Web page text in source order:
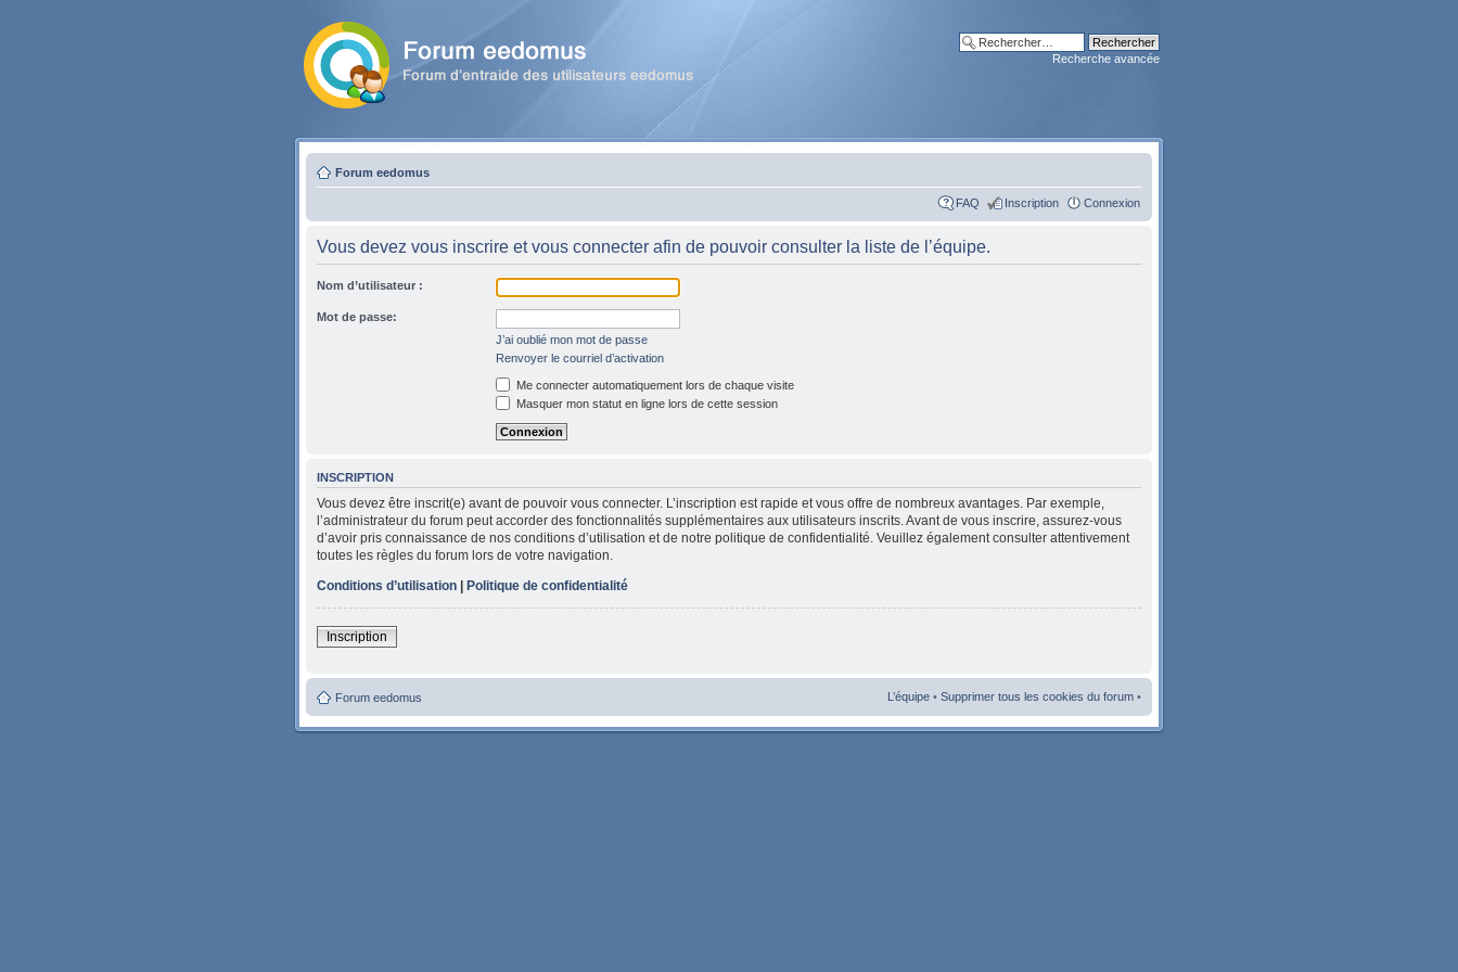
Recherche avancée
Forum eedomus
FAQ Inscription Connexion
Vous devez vous inscrire et vous connecter afin de pouvoir consulter la liste de l’équipe.
Nom d’utilisateur :
Mot de passe:
J’ai oublié mon mot de passe
Renvoyer le courriel d’activation
Me connecter automatiquement lors de chaque visite
Masquer mon statut en ligne lors de cette session
INSCRIPTION
Vous devez être inscrit(e) avant de pouvoir vous connecter. L’inscription est rapide et vous offre de nombreux avantages. Par exemple,
l’administrateur du forum peut accorder des fonctionnalités supplémentaires aux utilisateurs inscrits. Avant de vous inscrire, assurez-vous
d’avoir pris connaissance de nos conditions d’utilisation et de notre politique de confidentialité. Veuillez également consulter attentivement
toutes les règles du forum lors de votre navigation.
Conditions d’utilisation | Politique de confidentialité
Inscription
Forum eedomus L’équipe • Supprimer tous les cookies du forum •